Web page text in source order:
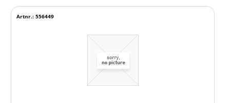
Artnr.: 556449